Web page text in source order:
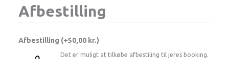
Afbestilling
Afbestilling ( 50,00 kr.)
Det er muligt at tilkøbe afbestiling til jeres booking.